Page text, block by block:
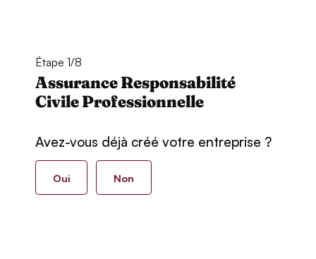
Étape 1/8
Assurance Responsabilité
Civile Professionnelle
Avez-vous déjà créé votre entreprise ?
Oui Non